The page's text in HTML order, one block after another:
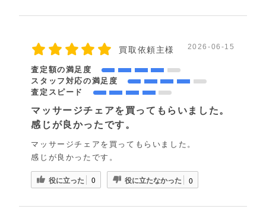
買取依頼主様 2026-06-15
査定額の満足度
スタッフ対応の満足度
査定スピード
マッサージチェアを買ってもらいました。
感じが良かったです。
マッサージチェアを買ってもらいました。
感じが良かったです。
役に立った 0 役に立たなかった 0